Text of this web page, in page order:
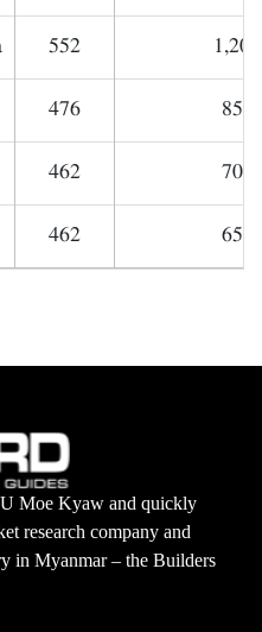
552
476
462
462
Moe Kyaw and quickly
research company and
in Myanmar – the Builders